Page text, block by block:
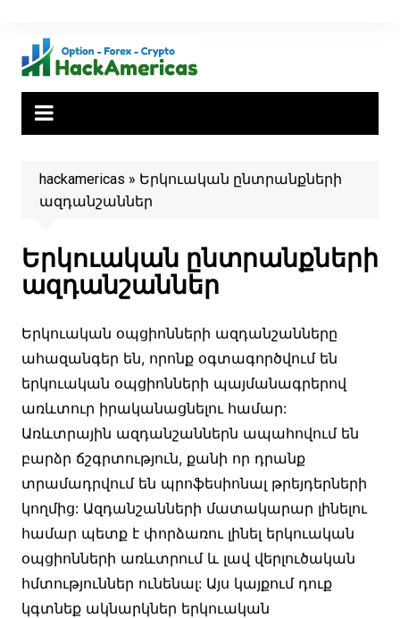
content
hackamericas » Երկուական ընտրանքների
ազդանշաններ
Երկուական ընտրանքների
ազդանշաններ
Երկուական օպցիոնների ազդանշանները
ահազանգեր են, որոնք օգտագործվում են
երկուական օպցիոնների պայմանագրերով
առևտուր իրականացնելու համար:
Առևտրային ազդանշաններն ապահովում են
բարձր ճշգրտություն, քանի որ դրանք
տրամադրվում են պրոֆեսիոնալ թրեյդերների
կողմից: Ազդանշանների մատակարար լինելու
համար պետք է փորձառու լինել երկուական
օպցիոնների առևտրում և լավ վերլուծական
հմտություններ ունենալ: Այս կայքում դուք
կգտնեք ակնարկներ երկուական